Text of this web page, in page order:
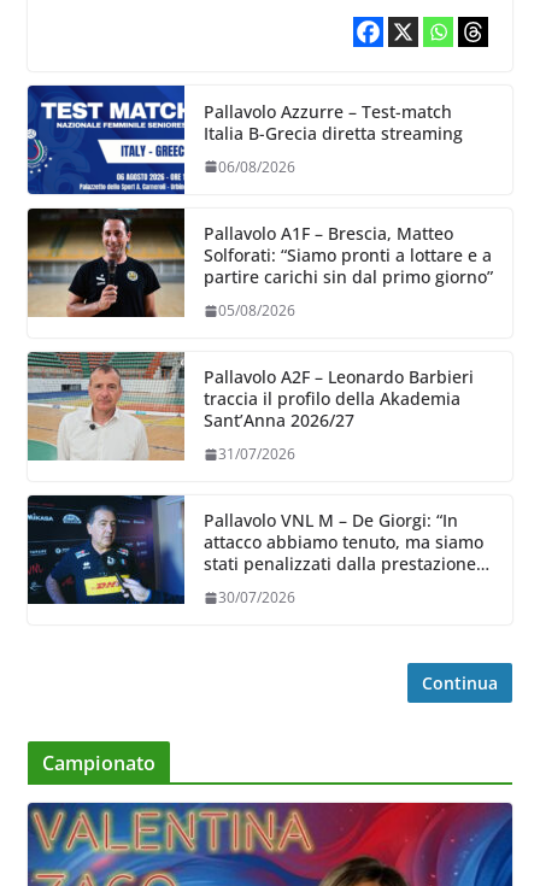
Pallavolo Azzurre – Test-match
Italia B-Grecia diretta streaming
06/08/2026
Pallavolo A1F – Brescia, Matteo
Solforati: “Siamo pronti a lottare e a
partire carichi sin dal primo giorno”
05/08/2026
Pallavolo A2F – Leonardo Barbieri
traccia il profilo della Akademia
Sant’Anna 2026/27
31/07/2026
Pallavolo VNL M – De Giorgi: “In
attacco abbiamo tenuto, ma siamo
stati penalizzati dalla prestazione
30/07/2026
Continua
Campionato